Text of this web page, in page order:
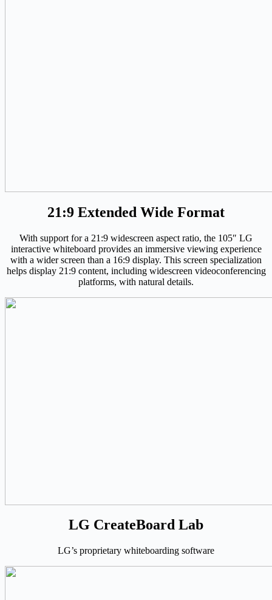
21:9 Extended Wide Format
With support for a 21:9 widescreen aspect ratio, the 105″ LG
interactive whiteboard provides an immersive viewing experience
with a wider screen than a 16:9 display. This screen specialization
helps display 21:9 content, including widescreen videoconferencing
platforms, with natural details.
LG CreateBoard Lab
LG’s proprietary whiteboarding software